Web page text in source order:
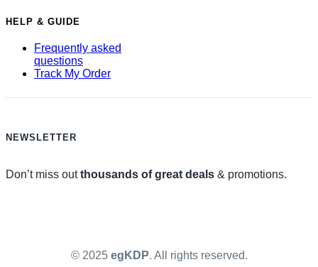
HELP & GUIDE
Frequently asked
questions
Track My Order
NEWSLETTER
Don’t miss outthousands of great deals & promotions.
© 2025 egKDP. All rights reserved.